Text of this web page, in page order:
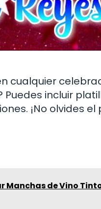
cualquier
Puedes incluir
¡No olvides el
Manchas de Vino